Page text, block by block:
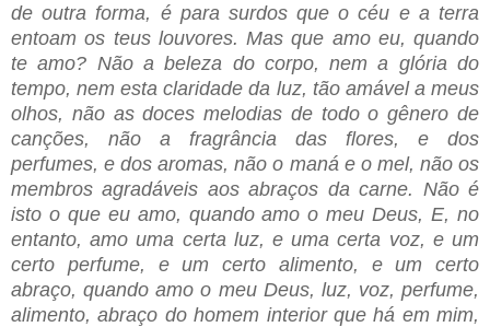
de outra forma, é para surdos que o céu e a terra
entoam os teus louvores. Mas que amo eu, quando
te amo? Não a beleza do corpo, nem a glória do
tempo, nem esta claridade da luz, tão amável a meus
olhos, não as doces melodias de todo o gênero de
canções, não a fragrância das ﬂores, e dos
perfumes, e dos aromas, não o maná e o mel, não os
membros agradáveis aos abraços da carne. Não é
isto o que eu amo, quando amo o meu Deus, E, no
entanto, amo uma certa luz, e uma certa voz, e um
certo perfume, e um certo alimento, e um certo
abraço, quando amo o meu Deus, luz, voz, perfume,
alimento, abraço do homem interior que há em mim,